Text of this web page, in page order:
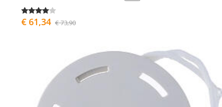
€ 61,34 € 73,90